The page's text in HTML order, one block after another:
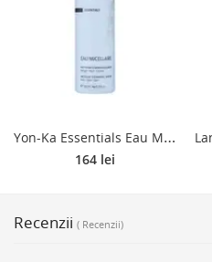
Y
on-Ka Essentials Eau Micellaire Apa micela cu efect de curatare si indepartare a machiajului 200 ml
164 lei
Recenzii ( Recenzii)